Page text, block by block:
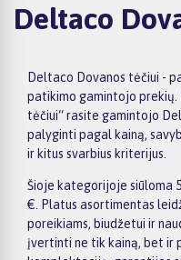
Deltaco
Deltaco Dovanos tėčiui -
patikimo gamintojo prekių.
tėčiui“ rasite gamintojo
palyginti pagal kainą,
ir kitus svarbius kriterijus.
Šioje kategorijoje siūloma
€. Platus asortimentas
poreikiams, biudžetui ir
įvertinti ne tik kainą, bet ir